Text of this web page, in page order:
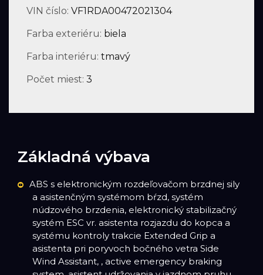
VIN číslo: VF1RDA00472021304
Farba exteriéru: biela
Farba interiéru: tmavý
Počet miest: 3
Základná výbava
ABS s elektronickým rozdeľovačom brzdnej sily
a asistenčným systémom bŕzd, systém
núdzového brzdenia, elektronický stabilizačný
systém ESC vr. asistenta rozjazdu do kopca a
systému kontroly trakcie Extended Grip a
asistenta pri poryvoch bočného vetra Side
Wind Assistant, , active emergency braking